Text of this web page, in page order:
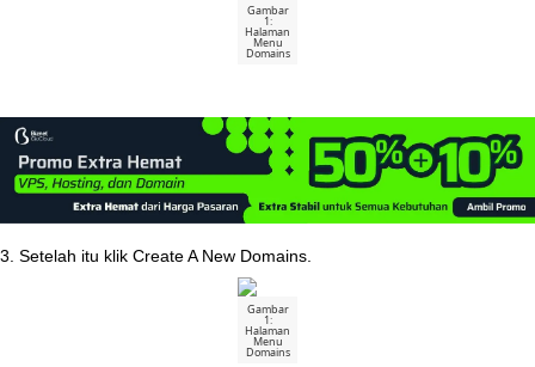
Gambar
1:
Halaman
Menu
Domains
3. Setelah itu klik CreateA New Domains.
Gambar
1:
Halaman
Menu
Domains